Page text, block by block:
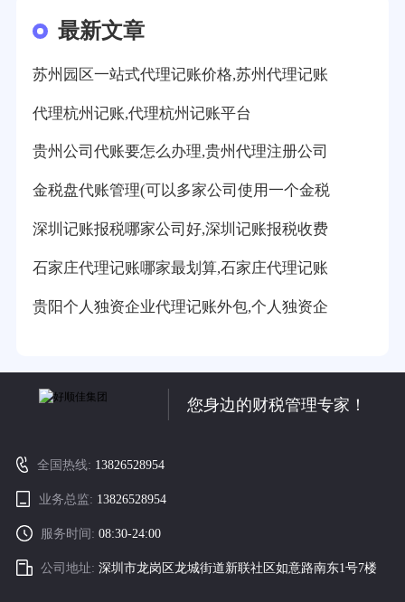
最新文章
苏州园区一站式代理记账价格,苏州代理记账
代理杭州记账,代理杭州记账平台
贵州公司代账要怎么办理,贵州代理注册公司
金税盘代账管理(可以多家公司使用一个金税
深圳记账报税哪家公司好,深圳记账报税收费
石家庄代理记账哪家最划算,石家庄代理记账
贵阳个人独资企业代理记账外包,个人独资企
您身边的财税管理专家！
全国热线: 13826528954
业务总监: 13826528954
服务时间:08:30-24:00
公司地址:深圳市龙岗区龙城街道新联社区如意路南东1号7楼